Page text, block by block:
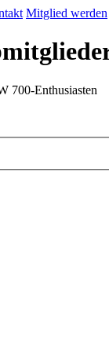
Mitglied werden
700-Enthusiasten